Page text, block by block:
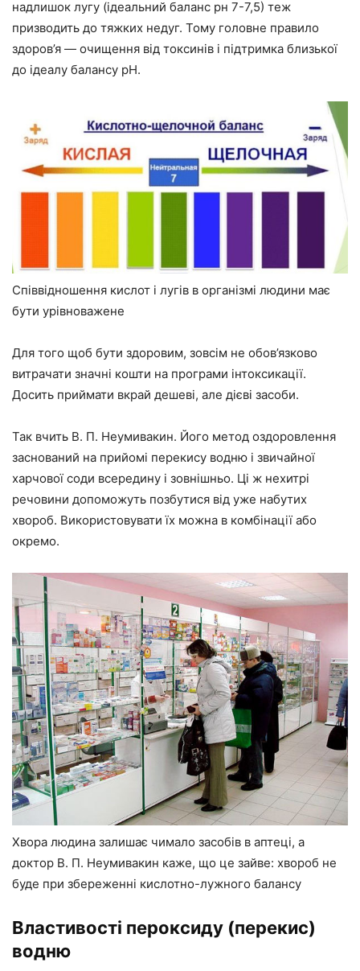
надлишок лугу (ідеальний баланс рн 7-7,5) теж
призводить до тяжких недуг. Тому головне правило
здоров’я — очищення від токсинів і підтримка близької
до ідеалу балансу pH.
Співвідношення кислот і лугів в організмі людини має
бути урівноважене
Для того щоб бути здоровим, зовсім не обов’язково
витрачати значні кошти на програми інтоксикації.
Досить приймати вкрай дешеві, але дієві засоби.
Так вчить В. П. Неумивакин. Його метод оздоровлення
заснований на прийомі перекису водню і звичайної
харчової соди всередину і зовнішньо. Ці ж нехитрі
речовини допоможуть позбутися від уже набутих
хвороб. Використовувати їх можна в комбінації або
окремо.
Хвора людина залишає чимало засобів в аптеці, а
доктор В. П. Неумивакин каже, що це зайве: хвороб не
буде при збереженні кислотно-лужного балансу
Властивості пероксиду (перекис)
водню